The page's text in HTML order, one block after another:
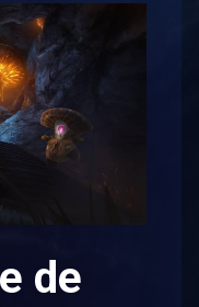
de